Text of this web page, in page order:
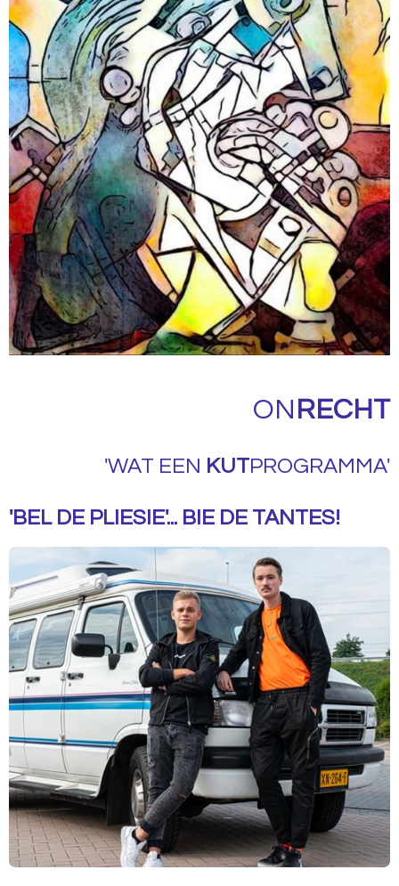
ON RECHT
'WAT EEN KUTPROGRAMMA'
'BEL DE PLIESIE'... BIE DE TANTES!